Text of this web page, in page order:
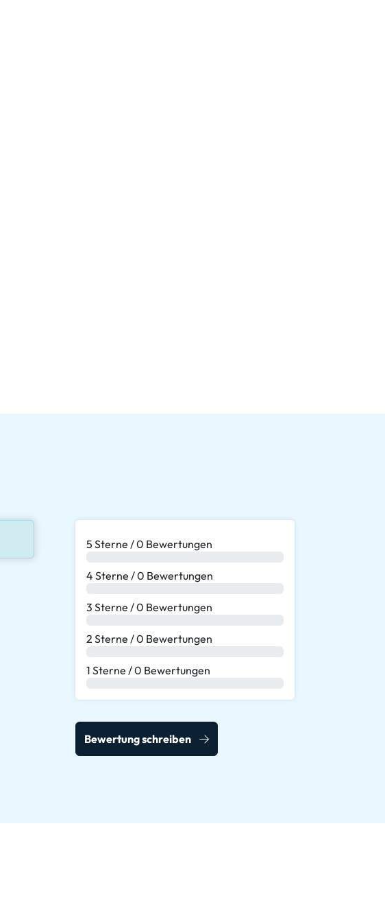
5 Sterne / 0 Bewertungen
4 Sterne / 0 Bewertungen
3 Sterne / 0 Bewertungen
2 Sterne / 0 Bewertungen
1 Sterne / 0 Bewertungen
Bewertung schreiben